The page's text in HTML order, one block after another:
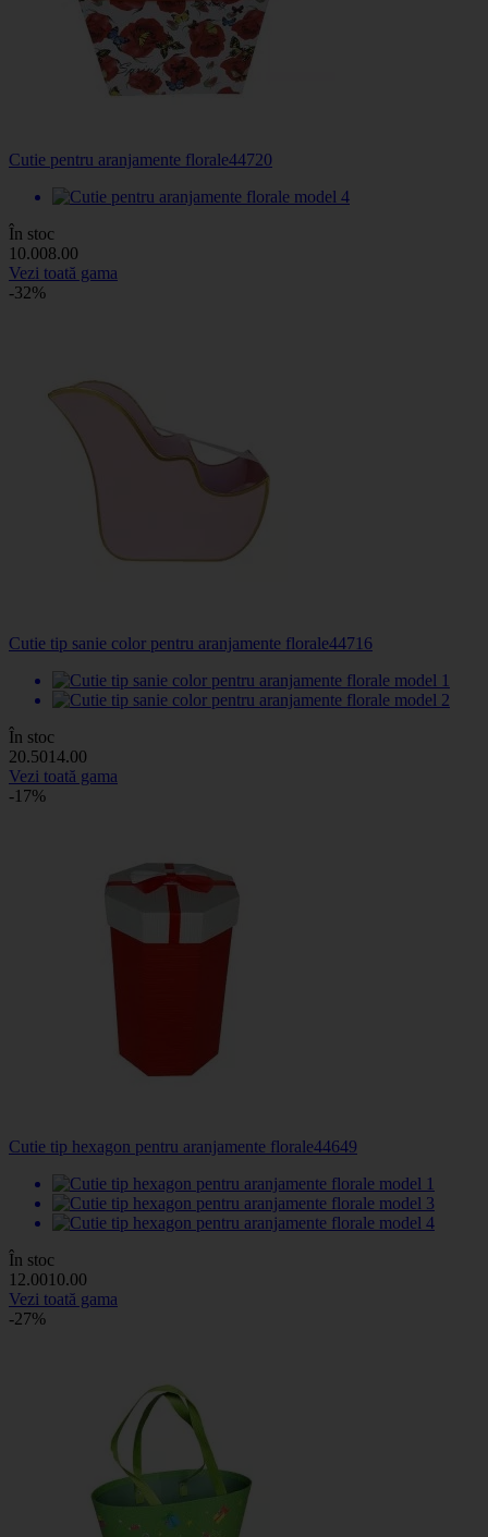
Cutie pentru aranjamente florale44720
În stoc
10.008.00
Vezi toată gama
-32%
Cutie tip sanie color pentru aranjamente florale44716
În stoc
20.5014.00
Vezi toată gama
-17%
Cutie tip hexagon pentru aranjamente florale44649
În stoc
12.0010.00
Vezi toată gama
-27%